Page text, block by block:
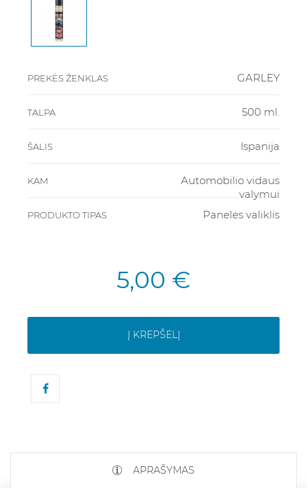
PREKĖS ŽENKLAS GARLEY
TALPA 500 ml.
ŠALIS Ispanija
KAM
Automobilio vidaus
valymui
PRODUKTO TIPAS Panelės valiklis
5,00 €
Į KREPŠELĮ
APRAŠYMAS